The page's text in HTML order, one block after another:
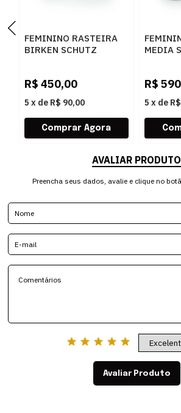
FEMININO RASTEIRA
BIRKEN SCHUTZ
CRISTAL
R$ 450,00
5 x de R$ 90,00
MEDIA
R$
5 x de
AVALIAR PRODUTO
Preencha seus dados, avalie e clique no
Avaliar Produto